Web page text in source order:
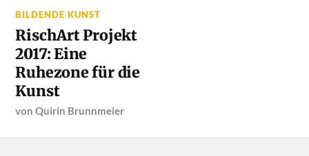
BILDENDE KUNST
RischArt Projekt
2017: Eine
Ruhezone für die
Kunst
vonQuirin Brunnmeier